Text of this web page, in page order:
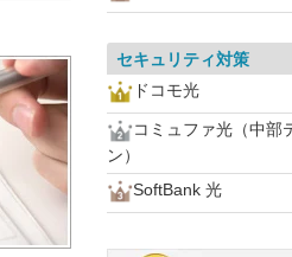
セキュリティ対策
ドコモ光
コミュファ光（中部
ン）
SoftBank 光